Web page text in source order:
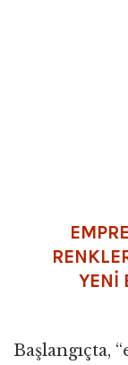
YENİ
Başlangıçta,